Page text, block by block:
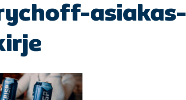
asiakas-